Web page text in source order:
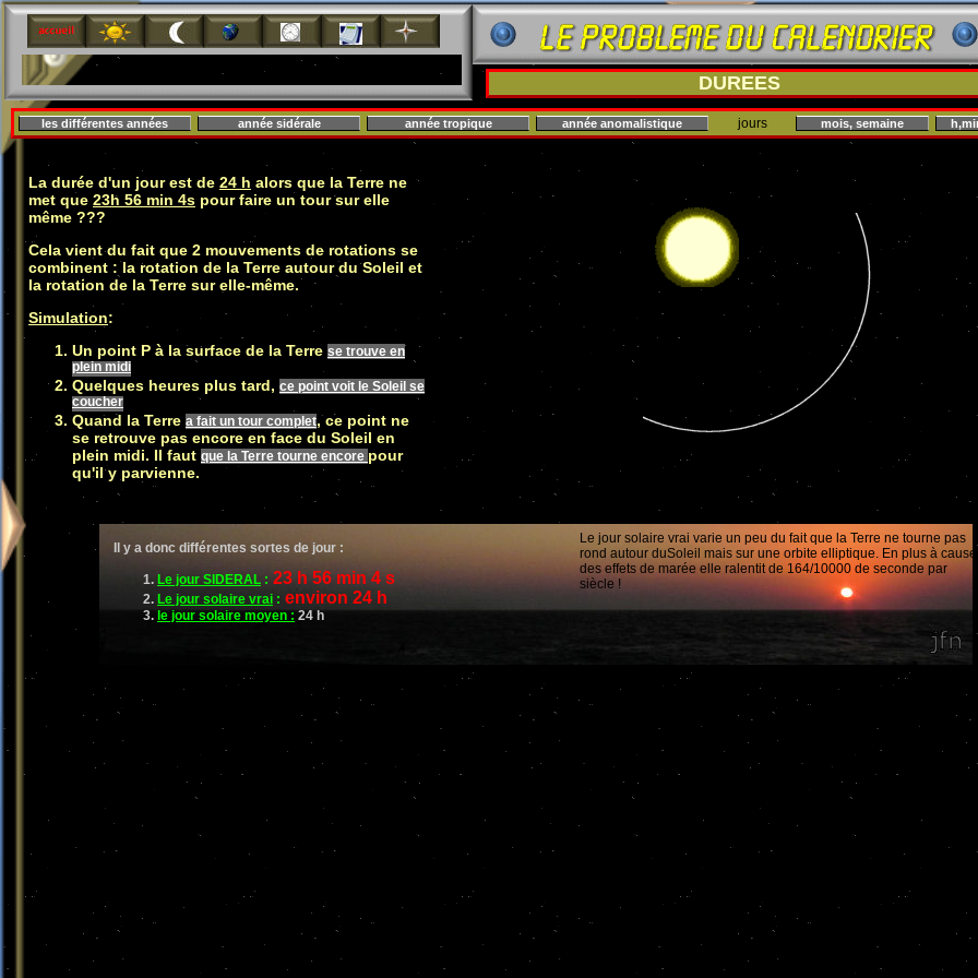
DUREES
les différentes années année sidérale année tropique année anomalistique jours mois, semaine
La durée d'un jour est de 24 h alors que la Terre ne
met que 23h 56 min 4s pour faire un tour sur elle
même ???
Cela vient du fait que 2 mouvements de rotations se
combinent : la rotation de la Terre autour du Soleil et
la rotation de la Terre sur elle-même.
Simulation:
Un point P à la surface de la Terre se trouve en
plein midi
Quelques heures plus tard, ce point voit le Soleil se
coucher
Quand la Terre a fait un tour complet, ce point ne
se retrouve pas encore en face du Soleil en
plein midi. Il faut que la Terre tourne encore pour
qu'il y parvienne.
Il y a donc différentes sortes de jour :
Le jour SIDERAL : 23 h 56 min 4 s
Le jour solaire vrai : environ 24 h
le jour solaire moyen : 24 h
Le jour solaire vrai varie un peu du fait que la Terre ne tourne pas
rond autour duSoleil mais sur une orbite elliptique. En plus à cause
des effets de marée elle ralentit de 164/10000 de seconde par
siècle !
L'équateur est dans le plan de l'écliptique. Le Soleil est au zénith à midi solaire.>